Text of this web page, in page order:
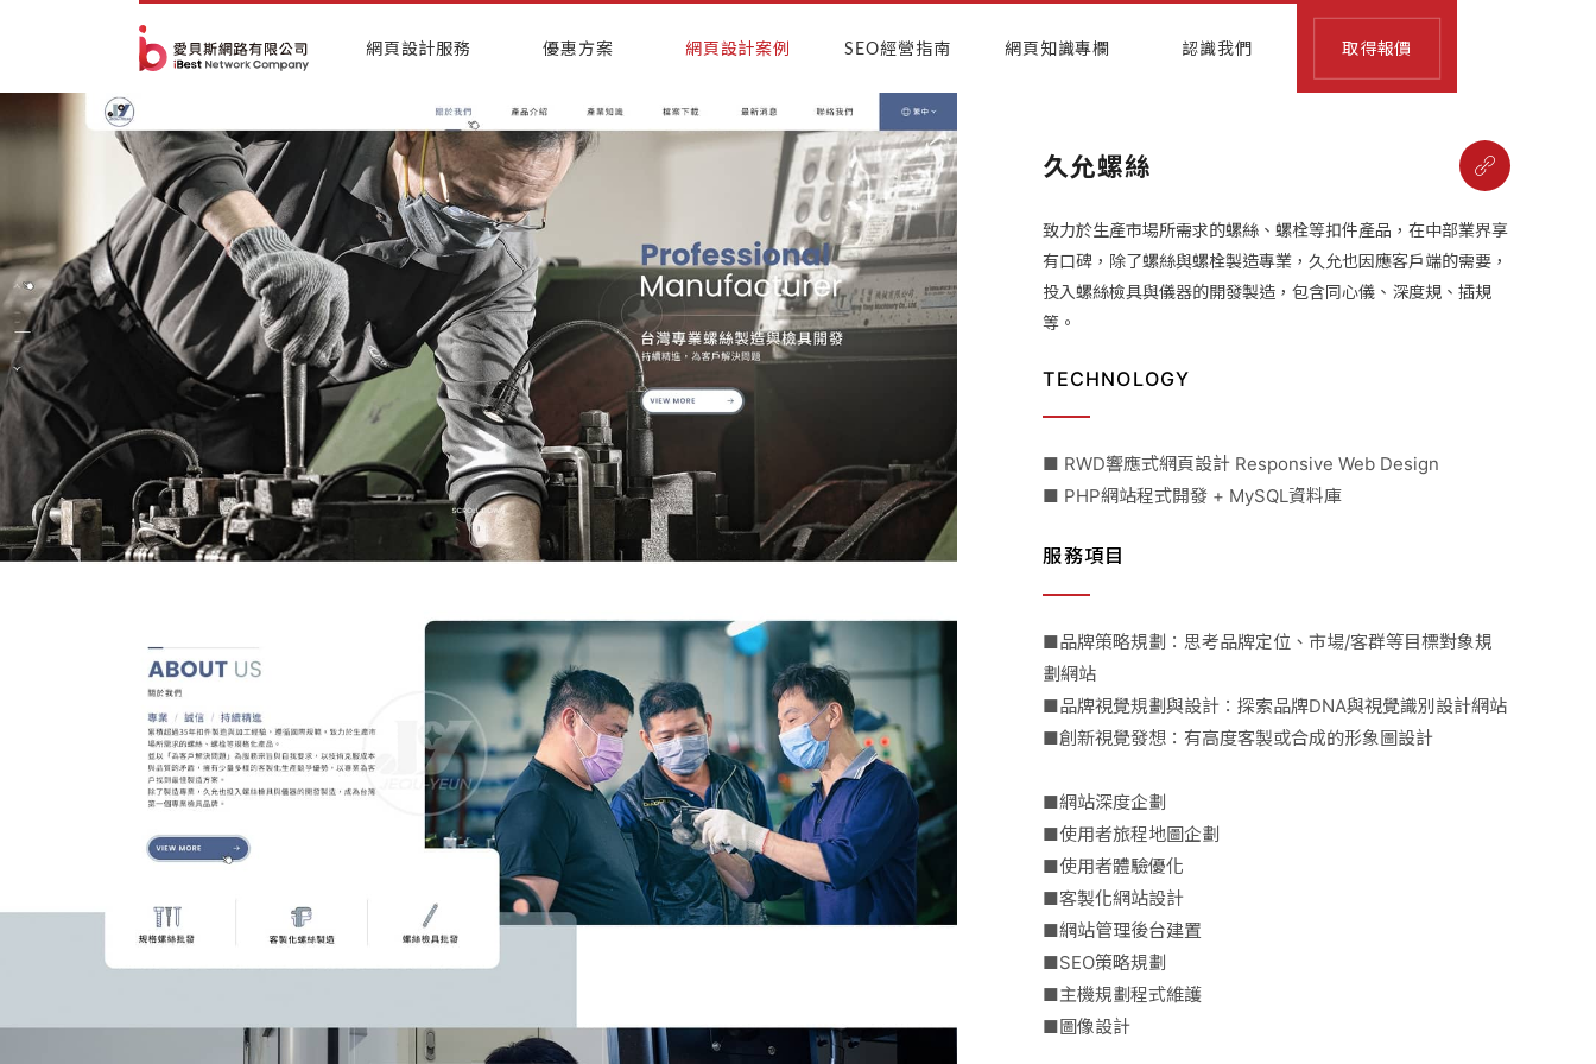
網頁設計服務 優惠方案 網頁設計案例 SEO經營指南 網頁知識專欄 認識我們 取得報價
久允螺絲
致力於生產市場所需求的螺絲、螺栓等扣件產品，在中部業界享
有口碑，除了螺絲與螺栓製造專業，久允也因應客戶端的需要，
投入螺絲檢具與儀器的開發製造，包含同心儀、深度規、插規
等。
TECHNOLOGY
■ RWD響應式網頁設計 Responsive Web Design
■ PHP網站程式開發 + MySQL資料庫
服務項目
■品牌策略規劃：思考品牌定位、市場/客群等目標對象規
劃網站
■品牌視覺規劃與設計：探索品牌DNA與視覺識別設計網站
■創新視覺發想：有高度客製或合成的形象圖設計
■網站深度企劃
■使用者旅程地圖企劃
■使用者體驗優化
■客製化網站設計
■網站管理後台建置
■SEO策略規劃
■主機規劃程式維護
■圖像設計